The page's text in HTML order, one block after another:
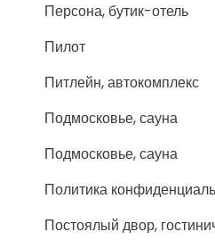
Персона, бутик-отель
Пилот
Питлейн, автокомплекс
Подмосковье, сауна
Подмосковье, сауна
Политика
Постоялый двор,